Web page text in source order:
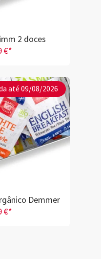
2 doces
€*
até 09/08/2026
Demmer
€*